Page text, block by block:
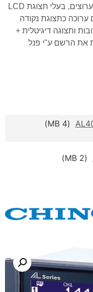
סדרת זו מציגה רשמים משולבים עם 6 ערוצים, בעלי תצוגת LCD
ערוכה כתצוגת נקודה
ותצוגה דיגיטלית +
את הרשם ע"י פנל
(4 MB)
(2 MB)